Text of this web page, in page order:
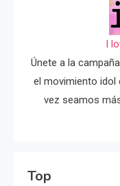
I
Únete a la
el movimiento idol
vez seamos
Top